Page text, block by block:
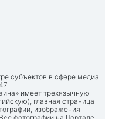
субъектов в сфере медиа
имеет трехязычную
главная страница
изображения